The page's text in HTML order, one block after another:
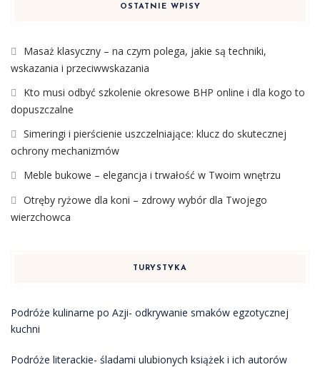
OSTATNIE WPISY
Masaż klasyczny – na czym polega, jakie są techniki,
wskazania i przeciwwskazania
Kto musi odbyć szkolenie okresowe BHP online i dla kogo to
dopuszczalne
Simeringi i pierścienie uszczelniające: klucz do skutecznej
ochrony mechanizmów
Meble bukowe – elegancja i trwałość w Twoim wnętrzu
Otręby ryżowe dla koni – zdrowy wybór dla Twojego
wierzchowca
TURYSTYKA
Podróże kulinarne po Azji- odkrywanie smaków egzotycznej
kuchni
Podróże literackie- śladami ulubionych książek i ich autorów